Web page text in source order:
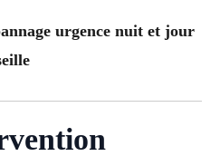
urgence nuit et jour